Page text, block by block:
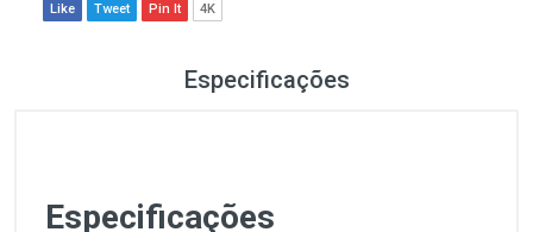
Like Tweet Pin It 4K
Especificações
Especificações